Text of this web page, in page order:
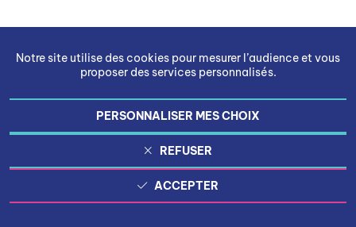
Notre site utilise des cookies pour mesurer l’audience et vous
proposer des services personnalisés.
PERSONNALISER MES CHOIX
REFUSER
ACCEPTER